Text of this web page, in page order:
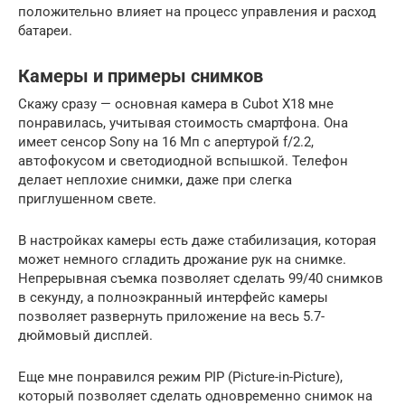
положительно влияет на процесс управления и расход
батареи.
Камеры и примеры снимков
Скажу сразу — основная камера в Cubot X18 мне
понравилась, учитывая стоимость смартфона. Она
имеет сенсор Sony на 16 Мп с апертурой f/2.2,
автофокусом и светодиодной вспышкой. Телефон
делает неплохие снимки, даже при слегка
приглушенном свете.
В настройках камеры есть даже стабилизация, которая
может немного сгладить дрожание рук на снимке.
Непрерывная съемка позволяет сделать 99/40 снимков
в секунду, а полноэкранный интерфейс камеры
позволяет развернуть приложение на весь 5.7-
дюймовый дисплей.
Еще мне понравился режим PIP (Picture-in-Picture),
который позволяет сделать одновременно снимок на